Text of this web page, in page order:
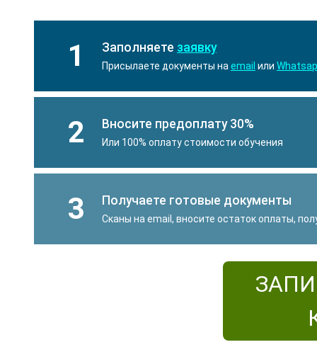
1 Заполняете заявку
Присылаете документы на email или
2 Вносите предоплату 30%
Или 100% оплату стоимости обучения
3 Получаете готовые документы
Сканы на email, вносите остаток оплаты,